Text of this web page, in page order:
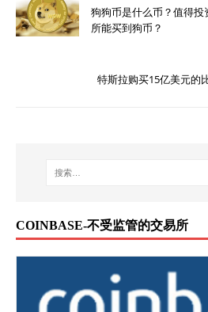
狗狗币是什么币？值得
所能买到狗币？
特斯拉购买15亿美元的
COINBASE-不受监管的交易所